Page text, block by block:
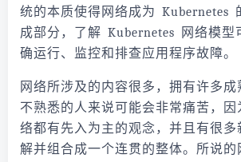
统的本质使得网络成为 Kubernetes
成部分，了解 Kubernetes 网络模型
确运行、监控和排查应用程序故障。
网络所涉及的内容很多，拥有许多
不熟悉的人来说可能会非常痛苦，因
络都有先入为主的观念，并且有很多
解并组合成一个连贯的整体。所说的